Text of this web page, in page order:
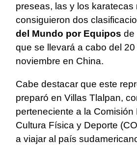
preseas, las y los karatecas
consiguieron dos
del Mundo por Equipos de
que se llevará a cabo del 20
noviembre en China.
Cabe destacar que este
preparó en Villas Tlalpan,
perteneciente a la Comisión
Cultura Física y Deporte
a viajar al país